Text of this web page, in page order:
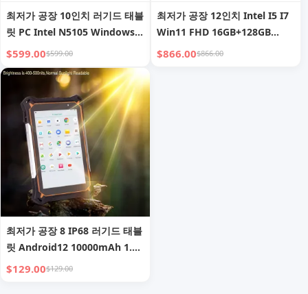
최저가 공장 10인치 러기드 태블
릿 PC Intel N5105 Windows
11 GPS NFC 2D 바코드 스캐너
차량용 홀더 포함 러기드 태블릿
$599.00$599.00
최저가 공장 12인치 Intel I5 I7
Win11 FHD 16GB+128GB
256GB 또는 512GB 러기드 태블
$866.00$866.00
최저가 공장 8 IP68 러기드 태블
릿 Android12 10000mAh 1.2-
1.5미터 낙하 방지 러기드 태블
$129.00$129.00